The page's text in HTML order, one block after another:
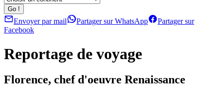
Envoyer par mail Partager sur WhatsApp
Partager sur
Facebook
Reportage de voyage
Florence, chef d'oeuvre Renaissance